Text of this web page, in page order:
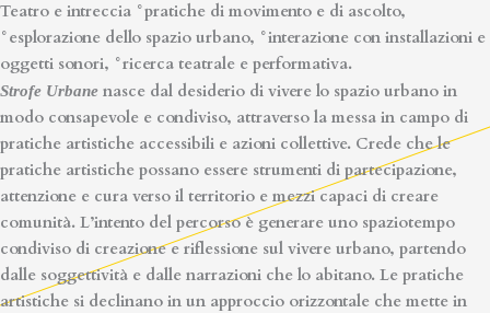
Teatro e intreccia °pratiche di movimento e di ascolto,
°esplorazione dello spazio urbano, °interazione con installazioni e
oggetti sonori, °ricerca teatrale e performativa.
Strofe Urbane nasce dal desiderio di vivere lo spazio urbano in
modo consapevole e condiviso, attraverso la messa in campo di
pratiche artistiche accessibili e azioni collettive. Crede che le
pratiche artistiche possano essere strumenti di partecipazione,
attenzione e cura verso il territorio e mezzi capaci di creare
comunità. L’intento del percorso è generare uno spaziotempo
condiviso di creazione e riflessione sul vivere urbano, partendo
dalle soggettività e dalle narrazioni che lo abitano. Le pratiche
artistiche si declinano in un approccio orizzontale che mette in